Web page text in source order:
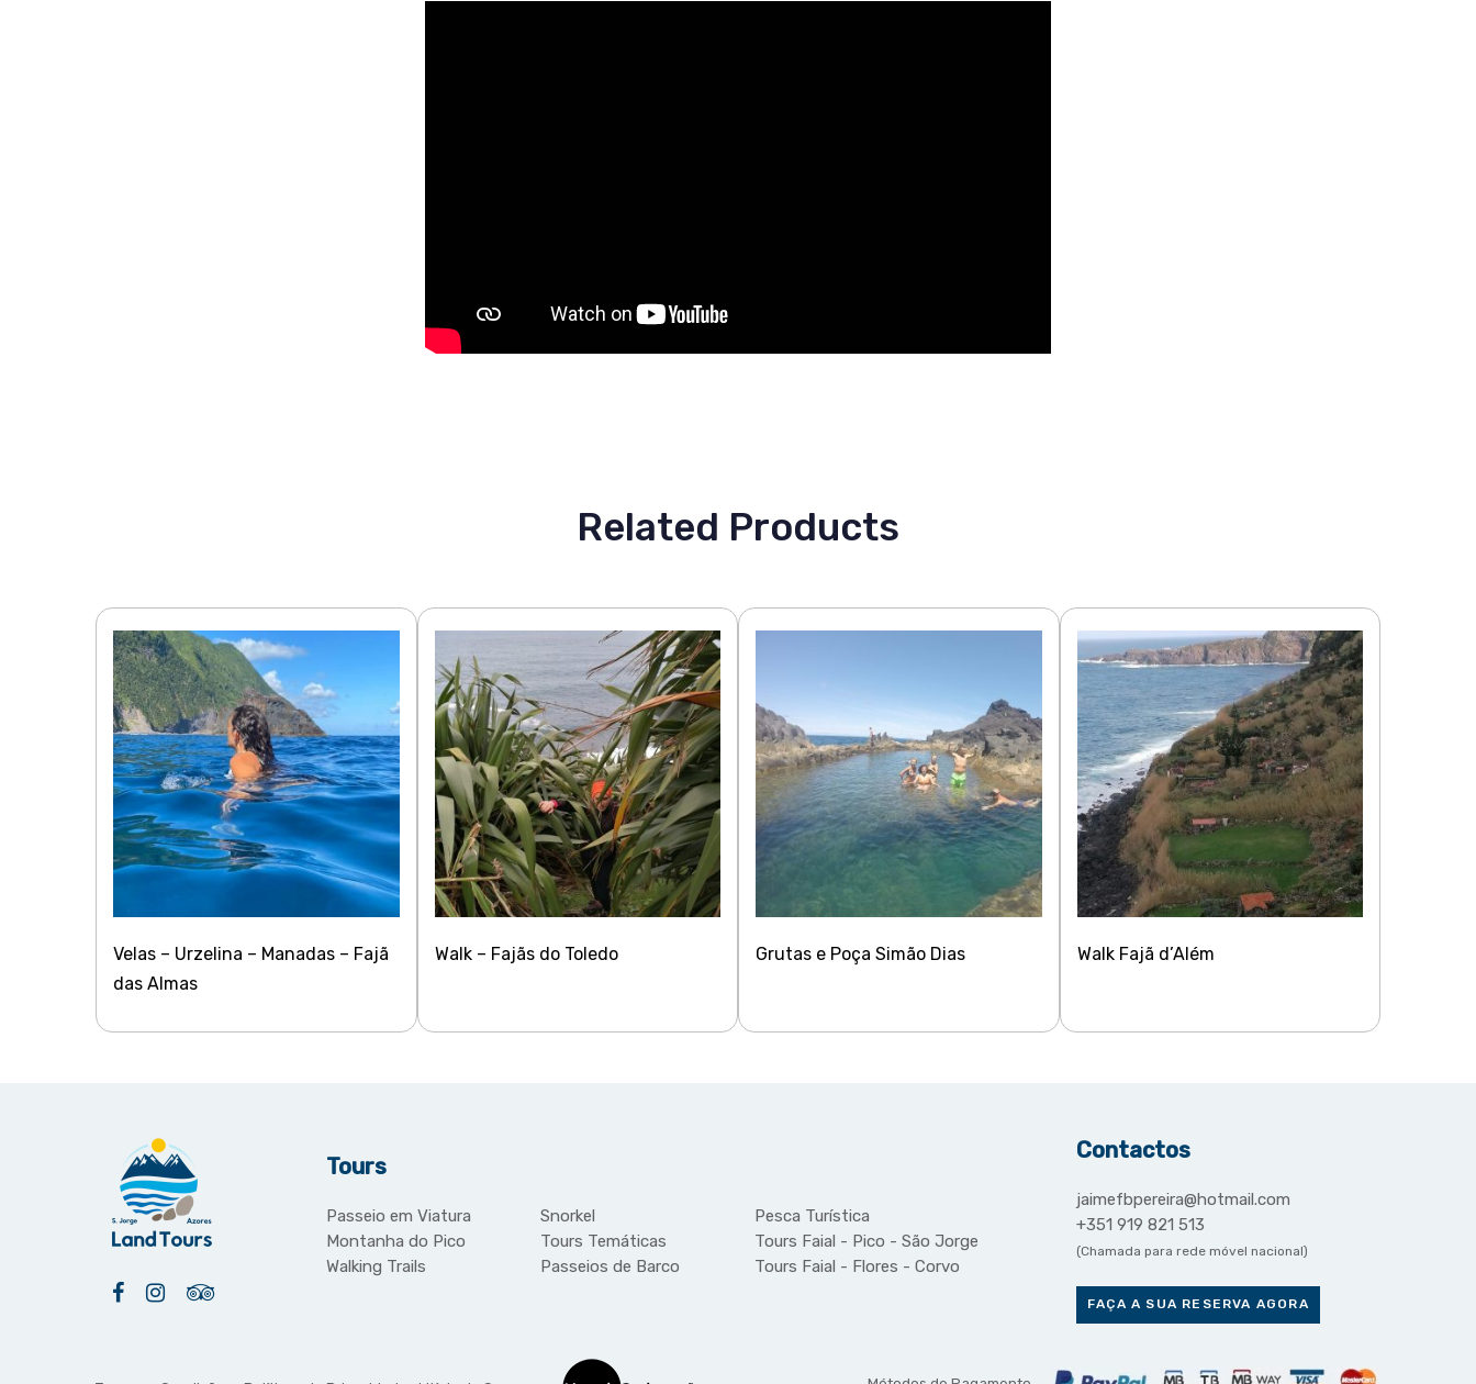
Related Products
Velas – Urzelina – Manadas – Fajã
das Almas
Walk – Fajãs do Toledo Grutas e Poça Simão Dias Walk Fajã d’Além
Tours
Passeio em Viatura
Montanha do Pico
Walking Trails
Snorkel
Tours Temáticas
Passeios de Barco
Pesca Turística
Tours Faial - Pico - São Jorge
Tours Faial - Flores - Corvo
Contactos
jaimefbpereira@hotmail.com
+351 919 821 513
(Chamada para rede móvel nacional)
FAÇA A SUA RESERVA AGORA